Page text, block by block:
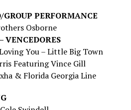
PERFORMANCE
Osborne
VENCEDORES
You – Little Big Town
Featuring Vince Gill
& Florida Georgia Line